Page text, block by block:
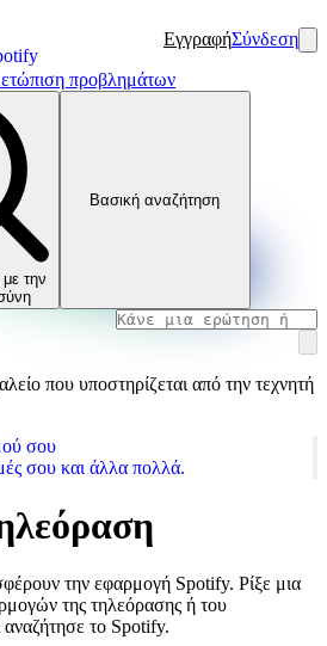
ΕγγραφήΣύνδεση
προβλημάτων
την
Βασική αναζήτηση
που υποστηρίζεται από την τεχνητή
σου
σου και άλλα πολλά.
την εφαρμογή Spotify. Ρίξε μια
της τηλεόρασης ή του
το Spotify.